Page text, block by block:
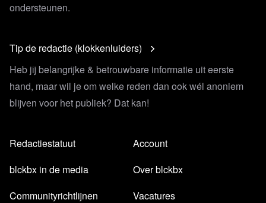
ondersteunen.
Tip de redactie (klokkenluiders)
Heb jij belangrijke & betrouwbare informatie uit eerste
hand, maar wil je om welke reden dan ook wél anoniem
blijven voor het publiek? Dat kan!
Redactiestatuut
blckbx in de media
Communityrichtlijnen
Account
Over blckbx
Vacatures